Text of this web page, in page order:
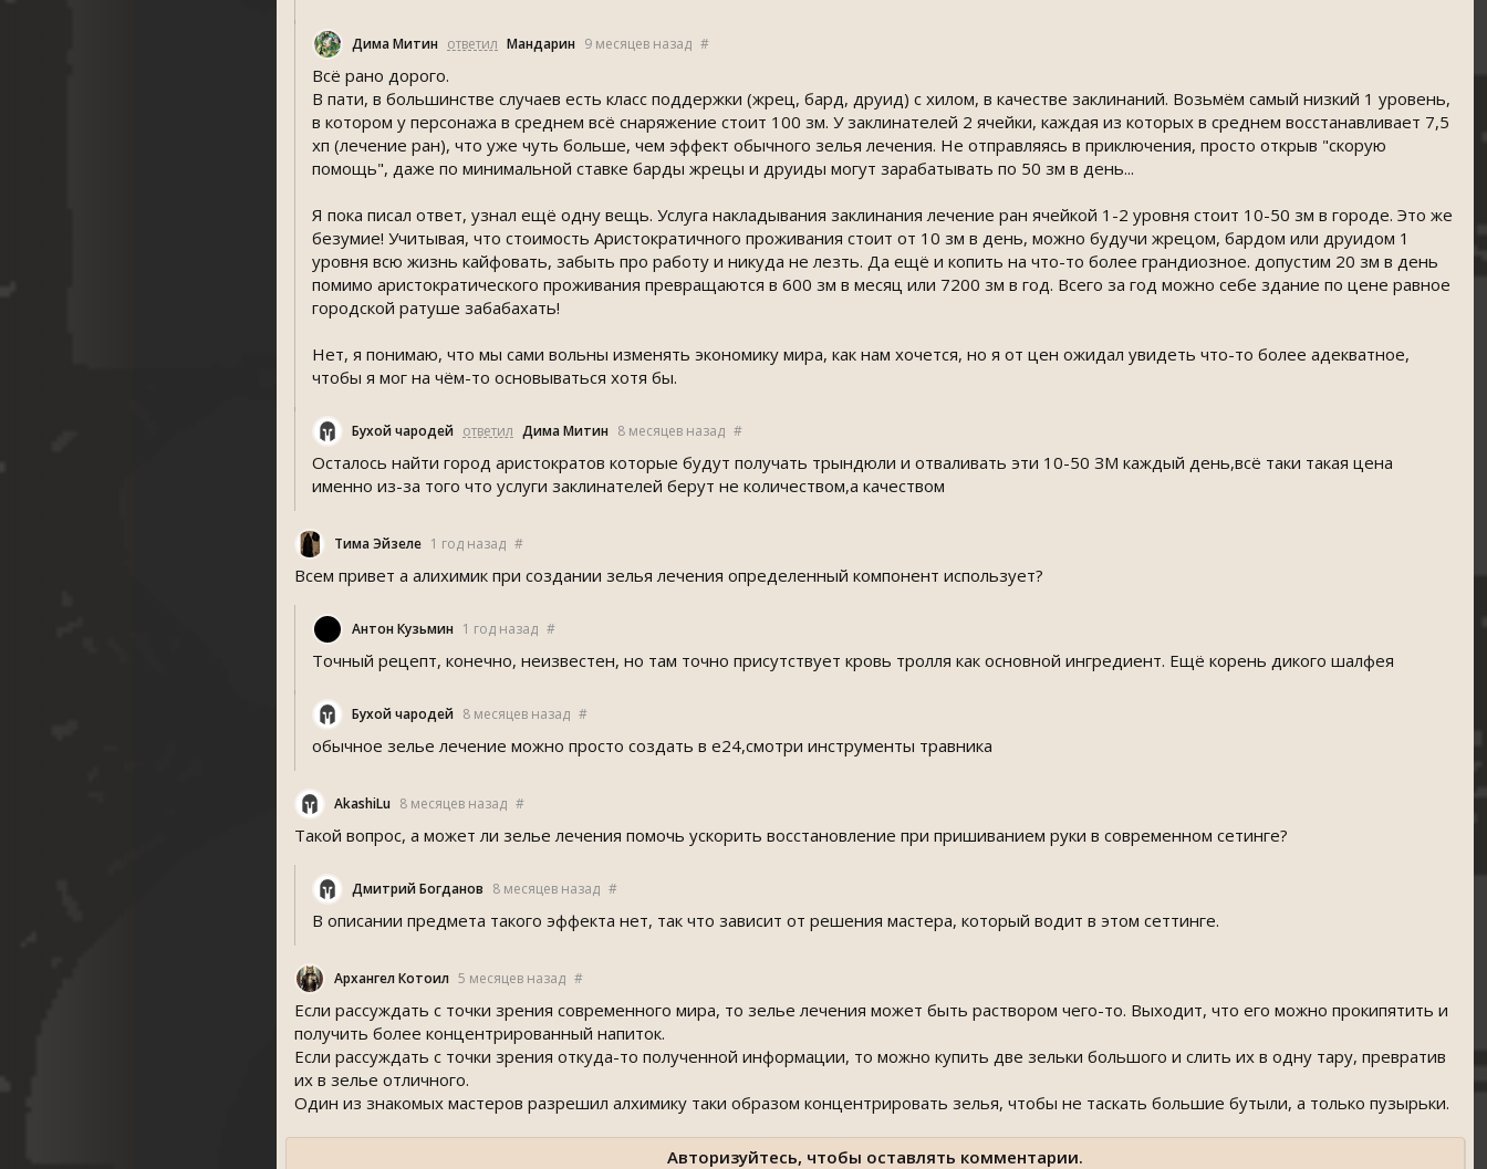
Дима Митин ответил Мандарин 9 месяцев назад #
Всё рано дорого.
В пати, в большинстве случаев есть класс поддержки (жрец, бард, друид) с хилом, в качестве заклинаний. Возьмём самый низкий 1 уровень,
в котором у персонажа в среднем всё снаряжение стоит 100 зм. У заклинателей 2 ячейки, каждая из которых в среднем восстанавливает 7,5
хп (лечение ран), что уже чуть больше, чем эффект обычного зелья лечения. Не отправляясь в приключения, просто открыв "скорую
помощь", даже по минимальной ставке барды жрецы и друиды могут зарабатывать по 50 зм в день...
Я пока писал ответ, узнал ещё одну вещь. Услуга накладывания заклинания лечение ран ячейкой 1-2 уровня стоит 10-50 зм в городе. Это же
безумие! Учитывая, что стоимость Аристократичного проживания стоит от 10 зм в день, можно будучи жрецом, бардом или друидом 1
уровня всю жизнь кайфовать, забыть про работу и никуда не лезть. Да ещё и копить на что-то более грандиозное. допустим 20 зм в день
помимо аристократического проживания превращаются в 600 зм в месяц или 7200 зм в год. Всего за год можно себе здание по цене равное
городской ратуше забабахать!
Нет, я понимаю, что мы сами вольны изменять экономику мира, как нам хочется, но я от цен ожидал увидеть что-то более адекватное,
чтобы я мог на чём-то основываться хотя бы.
Бухой чародей ответил Дима Митин 8 месяцев назад #
Осталось найти город аристократов которые будут получать трындюли и отваливать эти 10-50 ЗМ каждый день,всё таки такая цена
именно из-за того что услуги заклинателей берут не количеством,а качеством
Тима Эйзеле 1 год назад #
Всем привет а алихимик при создании зелья лечения определенный компонент использует?
Антон Кузьмин 1 год назад #
Точный рецепт, конечно, неизвестен, но там точно присутствует кровь тролля как основной ингредиент. Ещё корень дикого шалфея
Бухой чародей 8 месяцев назад #
обычное зелье лечение можно просто создать в е24,смотри инструменты травника
AkashiLu 8 месяцев назад #
Такой вопрос, а может ли зелье лечения помочь ускорить восстановление при пришиванием руки в современном сетинге?
Дмитрий Богданов 8 месяцев назад #
В описании предмета такого эффекта нет, так что зависит от решения мастера, который водит в этом сеттинге.
Архангел Котоил 5 месяцев назад #
Если рассуждать с точки зрения современного мира, то зелье лечения может быть раствором чего-то. Выходит, что его можно прокипятить и
получить более концентрированный напиток.
Если рассуждать с точки зрения откуда-то полученной информации, то можно купить две зельки большого и слить их в одну тару, превратив
их в зелье отличного.
Один из знакомых мастеров разрешил алхимику таки образом концентрировать зелья, чтобы не таскать большие бутыли, а только пузырьки.
Авторизуйтесь, чтобы оставлять комментарии.